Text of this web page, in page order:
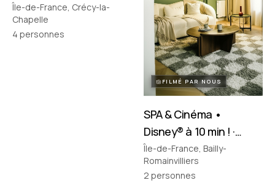
Crécy‑la‑Chapelle
Île-de-France, Crécy-la-
Chapelle
4 personnes
FILMÉ PAR NOUS
SPA & Cinéma •
Disney® à 10 min ! ·
Bailly-Romainvilliers
Île-de-France, Bailly-
Romainvilliers
2 personnes